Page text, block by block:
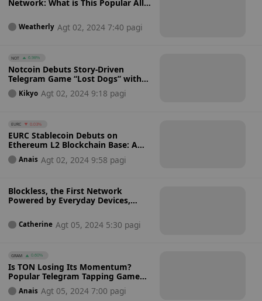
Network: What is This Popular All-
Project About?
Weatherly Agt 02, 2024 7:40 pagi
NOT 6.98%
Notcoin Debuts Story-Driven
Telegram Game “Lost Dogs” with
NFTs and Token Rewards: So What
is Your Choice?
Kikyo Agt 02, 2024 9:18 pagi
EURC 0.03%
EURC Stablecoin Debuts on
Ethereum L2 Blockchain Base: A
New Era for Euro-Backed Digital
Currency
Anais Agt 02, 2024 9:58 pagi
Blockless, the First Network
Powered by Everyday Devices,
Testnet — The Missing
Orchestrator
Catherine Agt 05, 2024 5:30 pagi
GRAM 0.60%
Is TON Losing Its Momentum?
Popular Telegram Tapping Game
Dotcoin Ditches TON and
Launching $DTC Token on Venom
Anais Agt 05, 2024 7:00 pagi